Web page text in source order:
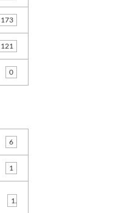
173
121
0
6
1